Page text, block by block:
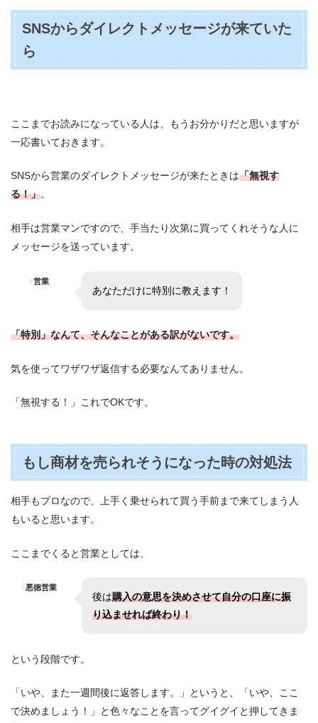
SNSからダイレクトメッセージが来ていた
ら
ここまでお読みになっている人は、もうお分かりだと思いますが
一応書いておきます。
SNSから営業のダイレクトメッセージが来たときは「無視す
る！」。
相手は営業マンですので、手当たり次第に買ってくれそうな人に
メッセージを送っています。
営業
あなただけに特別に教えます！
「特別」なんて、そんなことがある訳がないです。
気を使ってワザワザ返信する必要なんてありません。
「無視する！」これでOKです。
もし商材を売られそうになった時の対処法
相手もプロなので、上手く乗せられて買う手前まで来てしまう人
もいると思います。
ここまでくると営業としては、
悪徳営業
後は購入の意思を決めさせて自分の口座に振
り込ませれば終わり！
という段階です。
「いや、また一週間後に返答します。」というと、「いや、ここ
で決めましょう！」と色々なことを言ってグイグイと押してきま